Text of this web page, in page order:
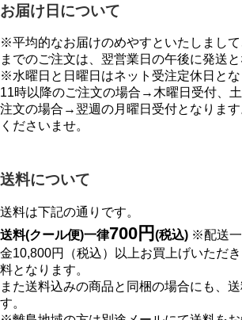
お届け日について
※平均的なお届けのめやすといたしまし
までのご注文は、翌営業日の午後に発送と
※水曜日と日曜日はネット受注定休日とな
11時以降のご注文の場合→木曜日受付、
注文の場合→翌週の月曜日受付となりま
くださいませ。
送料について
送料は下記の通りです。
送料(クール便)一律700円 (税込) ※配送
金10,800円（税込）以上お買上げいただ
料となります。
また送料込みの商品と同梱の場合にも、
す。